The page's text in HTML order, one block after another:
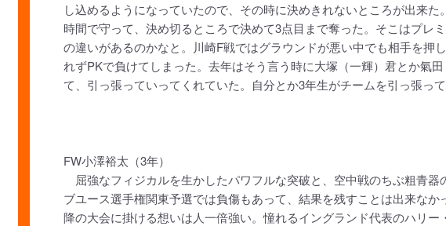
し込めるようになっていたので、その時に決めきれないところが出来た
時間で守って、決め切るところで決めて3点目まで奪った。そこはプレ
の違いがあるのかなと。川崎F戦ではグラウンドが悪い中でも相手を押
れずPKで負けてしまった。去年はそう言う時に大塚（一輝）君とか氣
て、引っ張っていってくれていた。自分とか3年生がチームを引っ張って
FW小澤裕太（3年）
屈強なフィジカルを生かしたパワフルな突破と、空中戦のちぶ粗青器
ブユース選手権関東予選では負傷もあって、結果を残すことは出来なか
降の大会に掛ける想いは人一倍強い。憧れるイングランド代表のハリー